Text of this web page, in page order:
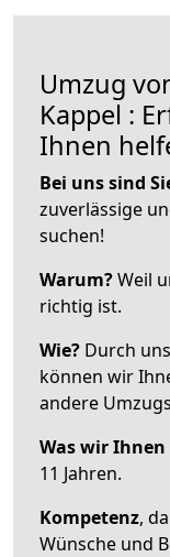
Umzug
Kappel :
Ihnen
Bei uns sind
zuverlässige
suchen!
Warum?Weil
richtig ist.
Wie? Durch
können wir
andere
Was wir Ihnen
11 Jahren.
Kompetenz,
Wünsche und